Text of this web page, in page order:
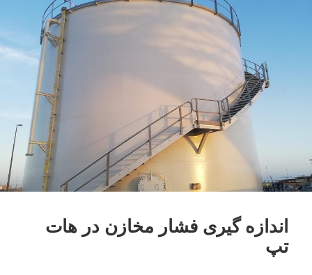
اندازه گیری فشار مخازن در هات
تپ